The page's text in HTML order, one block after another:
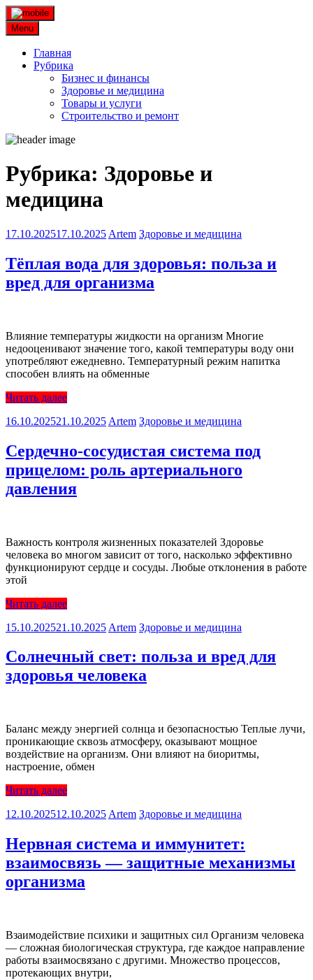
Skip
to
content
Menu
Главная
Рубрика
Бизнес и финансы
Здоровье и медицина
Товары и услуги
Строительство и ремонт
Рубрика: Здоровье и
медицина
17.10.202517.10.2025 Artem Здоровье и медицина
Тёплая вода для здоровья: польза и
вред для организма
Влияние температуры жидкости на организм Многие
недооценивают значение того, какой температуры воду они
употребляют ежедневно. Температурный режим напитка
способен влиять на обменные
Читать далее
16.10.202521.10.2025 Artem Здоровье и медицина
Сердечно-сосудистая система под
прицелом: роль артериального
давления
Важность контроля жизненных показателей Здоровье
человека во многом зависит от того, насколько эффективно
функционируют сердце и сосуды. Любые отклонения в работе
этой
Читать далее
15.10.202521.10.2025 Artem Здоровье и медицина
Солнечный свет: польза и вред для
здоровья человека
Баланс между энергией солнца и безопасностью Теплые лучи,
проникающие сквозь атмосферу, оказывают мощное
воздействие на организм. Они влияют на биоритмы,
настроение, обмен
Читать далее
12.10.202512.10.2025 Artem Здоровье и медицина
Нервная система и иммунитет:
взаимосвязь — защитные механизмы
организма
Взаимодействие психики и защитных сил Организм человека
— сложная биологическая структура, где каждое направление
работы взаимосвязано с другими. Множество процессов,
протекающих внутри,